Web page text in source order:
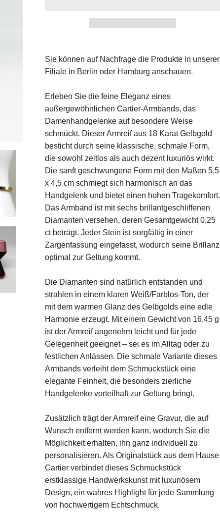
Sie können auf Nachfrage die Produkte in unserer
Filiale in Berlin oder Hamburg anschauen.
Erleben Sie die feine Eleganz eines
außergewöhnlichen Cartier-Armbands, das
Damenhandgelenke auf besondere Weise
schmückt. Dieser Armreif aus 18 Karat Gelbgold
besticht durch seine klassische, schmale Form,
die sowohl zeitlos als auch dezent luxuriös wirkt.
Die sanft geschwungene Form mit den Maßen 5,5
x 4,5 cm schmiegt sich harmonisch an das
Handgelenk und bietet einen hohen Tragekomfort.
Das Armband ist mit sechs brillantgeschliffenen
Diamanten versehen, deren Gesamtgewicht 0,25
ct beträgt. Jeder Stein ist sorgfältig in einer
Zargenfassung eingefasst, wodurch seine Brillanz
optimal zur Geltung kommt.
Die Diamanten sind natürlich entstanden und
strahlen in einem klaren Weiß/Farblos-Ton, der
mit dem warmen Glanz des Gelbgolds eine edle
Harmonie erzeugt. Mit einem Gewicht von 16,45 g
ist der Armreif angenehm leicht und für jede
Gelegenheit geeignet – sei es im Alltag oder zu
festlichen Anlässen. Die schmale Variante dieses
Armbands verleiht dem Schmuckstück eine
elegante Feinheit, die besonders zierliche
Handgelenke vorteilhaft zur Geltung bringt.
Zusätzlich trägt der Armreif eine Gravur, die auf
Wunsch entfernt werden kann, wodurch Sie die
Möglichkeit erhalten, ihn ganz individuell zu
personalisieren. Als Originalstück aus dem Hause
Cartier verbindet dieses Schmuckstück
erstklassige Handwerkskunst mit luxuriösem
Design, ein wahres Highlight für jede Sammlung
von hochwertigem Echtschmuck.